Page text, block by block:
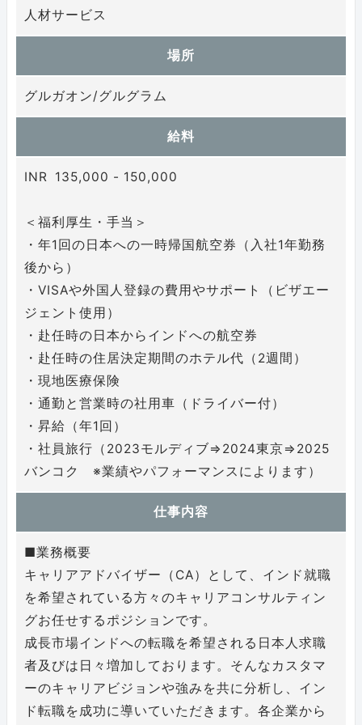
人材サービス
場所
グルガオン/グルグラム
給料
INR 135,000 - 150,000
＜福利厚生・手当＞
・年1回の日本への一時帰国航空券（入社1年勤務
後から）
・VISAや外国人登録の費用やサポート（ビザエー
ジェント使用）
・赴任時の日本からインドへの航空券
・赴任時の住居決定期間のホテル代（2週間）
・現地医療保険
・通勤と営業時の社用車（ドライバー付）
・昇給（年1回）
・社員旅行（2023モルディブ⇒2024東京⇒2025
バンコク ※業績やパフォーマンスによります）
仕事内容
■業務概要
キャリアアドバイザー（CA）として、インド就職
を希望されている方々のキャリアコンサルティン
グお任せするポジションです。
成長市場インドへの転職を希望される日本人求職
者及びは日々増加しております。そんなカスタマ
ーのキャリアビジョンや強みを共に分析し、イン
ド転職を成功に導いていただきます。各企業から